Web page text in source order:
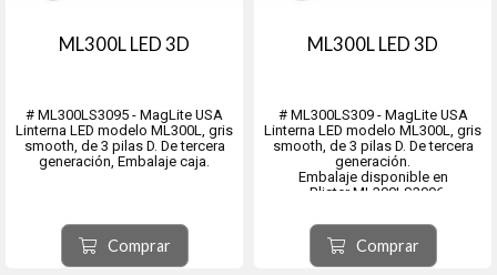
ML300L LED 3D
# ML300LS3095 - MagLite USA
Linterna LED modelo ML300L, gris
smooth, de 3 pilas D. De tercera
generación, Embalaje caja.
Comprar
ML300L LED 3D
# ML300LS309 - MagLite USA
Linterna LED modelo ML300L, gris
smooth, de 3 pilas D. De tercera
generación.
Embalaje disponible en
- Blister ML300LS3096
Comprar